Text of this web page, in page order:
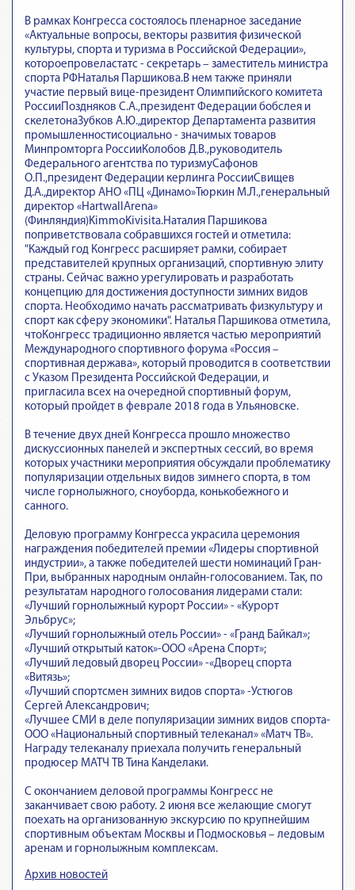
В рамках Конгресса состоялось пленарное заседание
«Актуальные вопросы, векторы развития физической
культуры, спорта и туризма в Российской Федерации»,
котороепровеластатс - секретарь – заместитель министра
спорта РФНаталья Паршикова.В нем также приняли
участие первый вице-президент Олимпийского комитета
РоссииПоздняков С.А.,президент Федерации бобслея и
скелетонаЗубков А.Ю.,директор Департамента развития
промышленностисоциально - значимых товаров
Минпромторга РоссииКолобов Д.В.,руководитель
Федерального агентства по туризмуСафонов
О.П.,президент Федерации керлинга РоссииСвищев
Д.А.,директор АНО «ПЦ «Динамо»Тюркин М.Л.,генеральный
директор «HartwallArena»
(Финляндия)KimmoKivisita.Наталия Паршикова
поприветствовала собравшихся гостей и отметила:
"Каждый год Конгресс расширяет рамки, собирает
представителей крупных организаций, спортивную элиту
страны. Сейчас важно урегулировать и разработать
концепцию для достижения доступности зимних видов
спорта. Необходимо начать рассматривать физкультуру и
спорт как сферу экономики". Наталья Паршикова отметила,
чтоКонгресс традиционно является частью мероприятий
Международного спортивного форума «Россия –
спортивная держава», который проводится в соответствии
с Указом Президента Российской Федерации, и
пригласила всех на очередной спортивный форум,
который пройдет в феврале 2018 года в Ульяновске.
В течение двух дней Конгресса прошло множество
дискуссионных панелей и экспертных сессий, во время
которых участники мероприятия обсуждали проблематику
популяризации отдельных видов зимнего спорта, в том
числе горнолыжного, сноуборда, конькобежного и
санного.
Деловую программу Конгресса украсила церемония
награждения победителей премии «Лидеры спортивной
индустрии», а также победителей шести номинаций Гран-
При, выбранных народным онлайн-голосованием. Так, по
результатам народного голосования лидерами стали:
«Лучший горнолыжный курорт России» - «Курорт
Эльбрус»;
«Лучший горнолыжный отель России» - «Гранд Байкал»;
«Лучший открытый каток»-ООО «Арена Спорт»;
«Лучший ледовый дворец России» -«Дворец спорта
«Витязь»;
«Лучший спортсмен зимних видов спорта» -Устюгов
Сергей Александрович;
«Лучшее СМИ в деле популяризации зимних видов спорта-
ООО «Национальный спортивный телеканал» «Матч ТВ».
Награду телеканалу приехала получить генеральный
продюсер МАТЧ ТВ Тина Канделаки.
С окончанием деловой программы Конгресс не
заканчивает свою работу. 2 июня все желающие смогут
поехать на организованную экскурсию по крупнейшим
спортивным объектам Москвы и Подмосковья – ледовым
аренам и горнолыжным комплексам.
Архив новостей